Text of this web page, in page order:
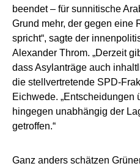
beendet – für sunnitische
Grund mehr, der gegen eine
spricht“, sagte der
Alexander Throm. „Derzeit
dass Asylanträge auch
die stellvertretende SPD-
Eichwede.
hingegen unabhängig der
getroffen.“
Ganz anders schätzen